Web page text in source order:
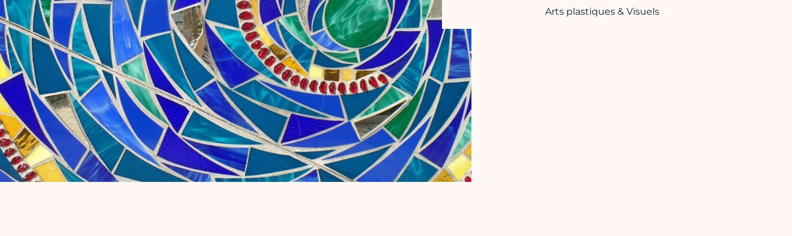
Arts plastiques & Visuels